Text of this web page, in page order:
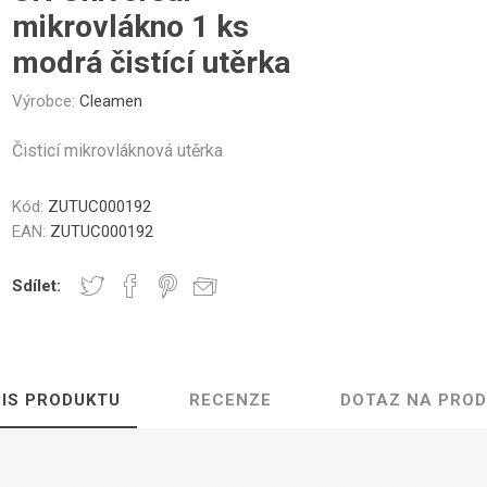
a Sklenice Kelímky na kávu
Části krytu Ovládací tlačítka
Topná
Professional
mikrovlákno 1 ks
modrá čistící utěrka
Výrobce: Cleamen
Čisticí mikrovláknová utěrka
Kód: ZUTUC000192
EAN: ZUTUC000192
Sdílet:
PRODUKTU RECENZE DOTAZ NA